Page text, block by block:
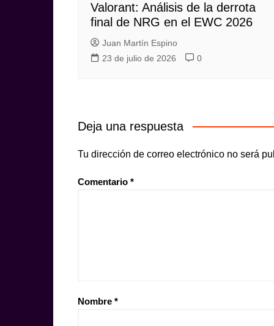
Valorant: Análisis de la derrota
final de NRG en el EWC 2026
Juan Martín Espino
23 de julio de 2026
0
Deja una respuesta
Tu dirección de correo electrónico no será
Comentario *
Nombre *